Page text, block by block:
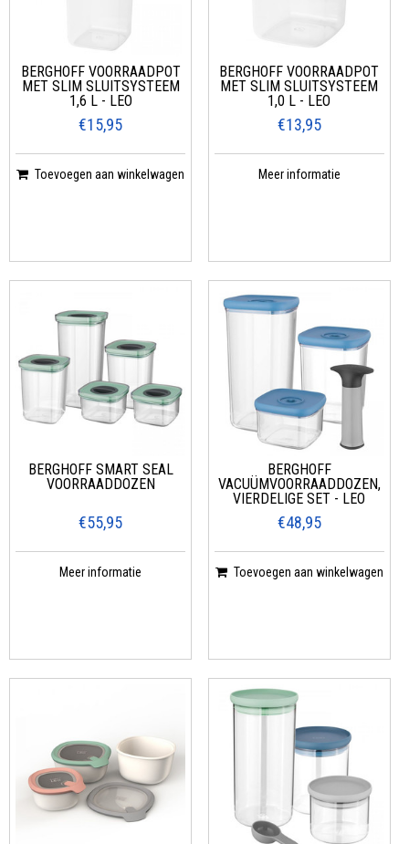
BERGHOFF VOORRAADPOT
MET SLIM SLUITSYSTEEM
1,6 L - LEO
€15,95
Toevoegen aan winkelwagen
BERGHOFF VOORRAADPOT
MET SLIM SLUITSYSTEEM
1,0 L - LEO
€13,95
Meer informatie
BERGHOFF SMART SEAL
VOORRAADDOZEN
€55,95
Meer informatie
BERGHOFF
VACUÜMVOORRAADDOZEN,
VIERDELIGE SET - LEO
€48,95
Toevoegen aan winkelwagen